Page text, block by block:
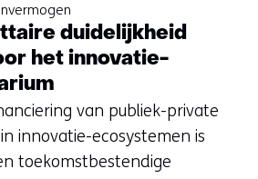
duidelijkheid
het innovatie-
van publiek-private
innovatie-ecosystemen is
toekomstbestendige